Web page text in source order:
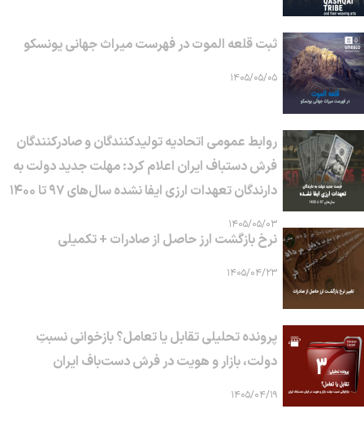
ثبت قلعه الموت در فهرست میراث جهانی یونسکو
۱۴۰۵/۰۵/۰۵
روابط عمومی اتحادیه تولیدکنندگان و صادرکنندگان
فرش دستباف ایران اعلام کرد: مهلت جدید دولت به
دارندگان تعهدات ارزی ایفا نشده سال‌های ۹۷ تا ۱۴۰۰
۱۴۰۵/۰۵/۰۳
نرخ بازگشت ارز حاصل از صادرات + تکمیلی
۱۴۰۵/۰۴/۲۳
پرونده تحلیلی تقابل یا تعامل؟ بازخوانی نسبتِ
دولت، بازار و هویت در فرش دست‌باف ایران
۱۴۰۵/۰۴/۱۹